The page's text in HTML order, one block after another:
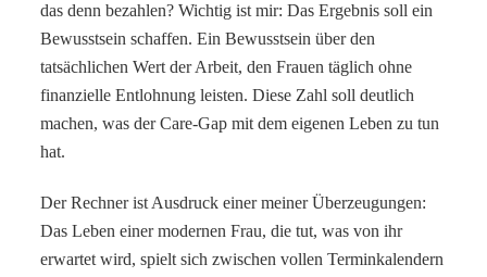
das denn bezahlen? Wichtig ist mir: Das Ergebnis soll ein
Bewusstsein schaffen. Ein Bewusstsein über den
tatsächlichen Wert der Arbeit, den Frauen täglich ohne
finanzielle Entlohnung leisten. Diese Zahl soll deutlich
machen, was der Care-Gap mit dem eigenen Leben zu tun
hat.
Der Rechner ist Ausdruck einer meiner Überzeugungen:
Das Leben einer modernen Frau, die tut, was von ihr
erwartet wird, spielt sich zwischen vollen Terminkalendern